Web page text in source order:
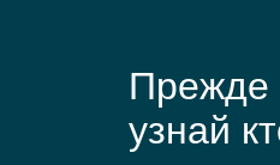
Прежде
узнай